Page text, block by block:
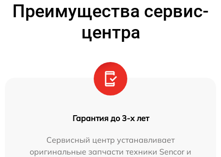
Преимущества сервис-
центра
Гарантия до 3-х лет
Сервисный центр устанавливает
оригинальные запчасти техники Sencor и